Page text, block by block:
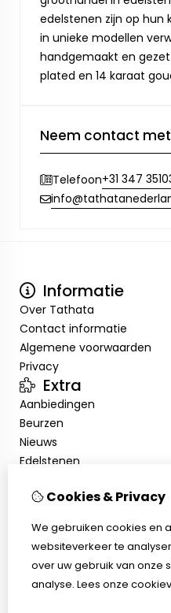
edelstenen zijn op hun
in unieke modellen
handgemaakt en
plated en 14 karaat
Neem contact
Telefoon+31 347
Informatie
Over Tathata
Contact informatie
Algemene voorwaarden
Privacy
Extra
Aanbiedingen
Beurzen
Nieuws
Edelstenen
Mijn account
Bestelhistorie
Klantenservice
Contact
Cookies & Privacy
We gebruiken cookies en
websiteverkeer te
over uw gebruik van onze
analyse. Lees onze